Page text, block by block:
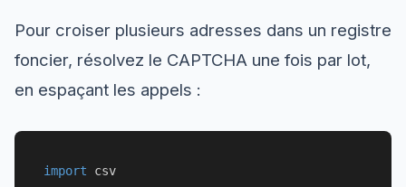
Pour croiser plusieurs adresses dans un registre
foncier, résolvez le CAPTCHA une fois par lot,
en espaçant les appels :
import csv